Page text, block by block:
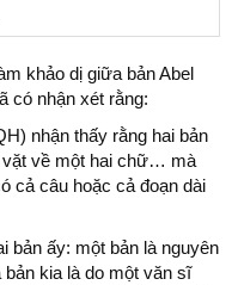
khảo dị giữa bản Abel
có nhận xét rằng:
nhận thấy rằng hai bản
vặt về một hai chữ… mà
cả câu hoặc cả đoạn dài
bản ấy: một bản là nguyên
kia là do một văn sĩ